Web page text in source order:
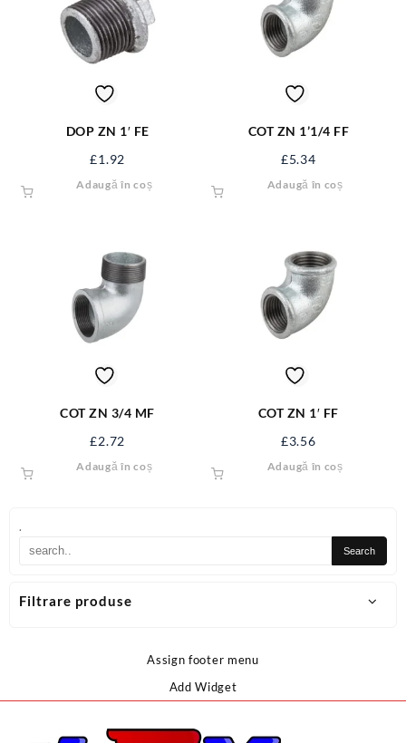
.
Filtrare produse
DOP ZN 1′ FE
£1.92
Adaugă în coș
COT ZN 1’1/4 FF
£5.34
Adaugă în coș
COT ZN 3/4 MF
£2.72
Adaugă în coș
COT ZN 1′ FF
£3.56
Adaugă în coș
Assign footer menu
Add Widget